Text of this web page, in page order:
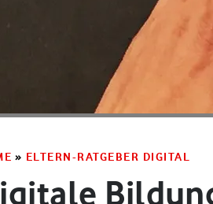
» ELTERN-RATGEBER DIGITAL